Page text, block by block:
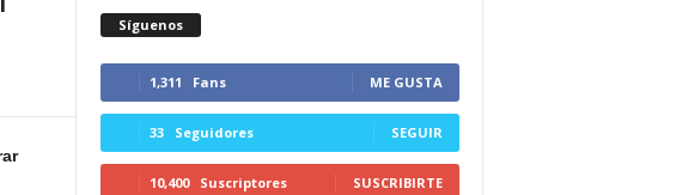
Síguenos
1,311 Fans ME GUSTA
33 Seguidores SEGUIR
10,400 Suscriptores SUSCRIBIRTE